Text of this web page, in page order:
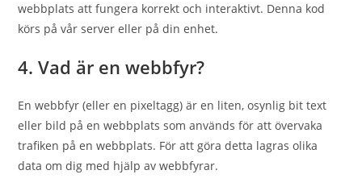
webbplats att fungera korrekt och interaktivt. Denna kod
körs på vår server eller på din enhet.
4. Vad är en webbfyr?
En webbfyr (eller en pixeltagg) är en liten, osynlig bit text
eller bild på en webbplats som används för att övervaka
trafiken på en webbplats. För att göra detta lagras olika
data om dig med hjälp av webbfyrar.